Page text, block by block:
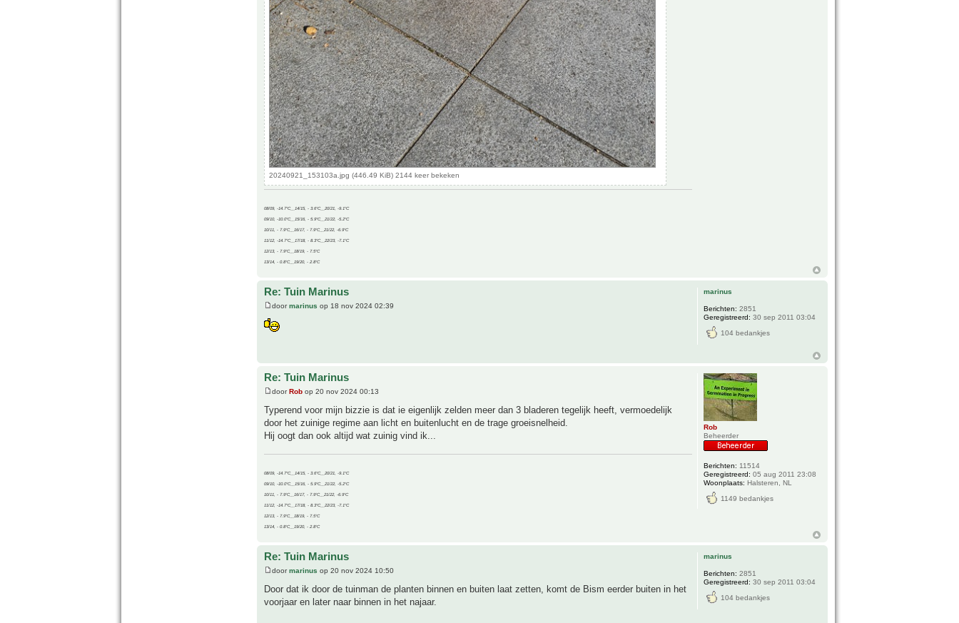
20240921_153103a.jpg (446.49 KiB) 2144 keer bekeken
08/09, -14.7°C__14/15, - 3.6°C__20/21, -9.1°C
09/10, -10.0°C__15/16, - 5.9°C__21/22, -5.2°C
10/11, - 7.9°C__16/17, - 7.9°C__21/22, -6.9°C
11/12, -14.7°C__17/18, - 8.3°C__22/23, -7.1°C
12/13, - 7.9°C__18/19, - 7.5°C
13/14, - 0.8°C__19/20, - 2.8°C
Re: Tuin Marinus
doormarinus op 18 nov 2024 02:39
marinus
Berichten: 2851
Geregistreerd: 30 sep 2011 03:04
104 bedankjes
Re: Tuin Marinus
doorRob op 20 nov 2024 00:13
Typerend voor mijn bizzie is dat ie eigenlijk zelden meer dan 3 bladeren tegelijk heeft, vermoedelijk
door het zuinige regime aan licht en buitenlucht en de trage groeisnelheid.
Hij oogt dan ook altijd wat zuinig vind ik...
08/09, -14.7°C__14/15, - 3.6°C__20/21, -9.1°C
09/10, -10.0°C__15/16, - 5.9°C__21/22, -5.2°C
10/11, - 7.9°C__16/17, - 7.9°C__21/22, -6.9°C
11/12, -14.7°C__17/18, - 8.3°C__22/23, -7.1°C
12/13, - 7.9°C__18/19, - 7.5°C
13/14, - 0.8°C__19/20, - 2.8°C
Rob
Beheerder
Berichten: 11514
Geregistreerd: 05 aug 2011 23:08
Woonplaats: Halsteren, NL
1149 bedankjes
Re: Tuin Marinus
doormarinus op 20 nov 2024 10:50
Door dat ik door de tuinman de planten binnen en buiten laat zetten, komt de Bism eerder buiten in het
voorjaar en later naar binnen in het najaar.
marinus
Berichten: 2851
Geregistreerd: 30 sep 2011 03:04
104 bedankjes